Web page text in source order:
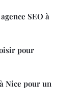
SEO à
pour
Nice pour un